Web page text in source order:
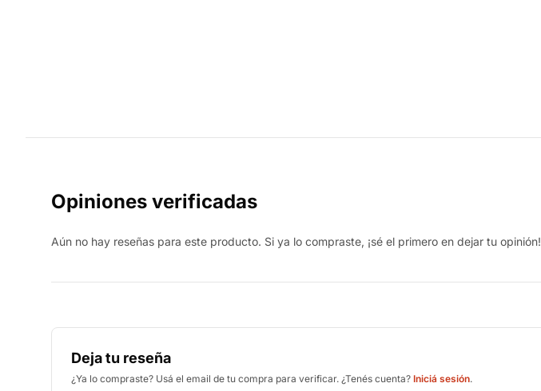
Opiniones verificadas
Aún no hay reseñas para este producto. Si ya lo compraste, ¡sé el primero en dejar tu opinión!
Deja tu reseña
¿Ya lo compraste? Usá el email de tu compra para verificar. ¿Tenés cuenta? Iniciá sesión.